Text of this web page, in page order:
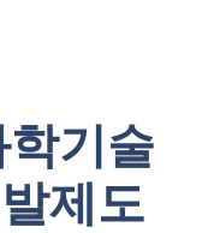
기술
제도